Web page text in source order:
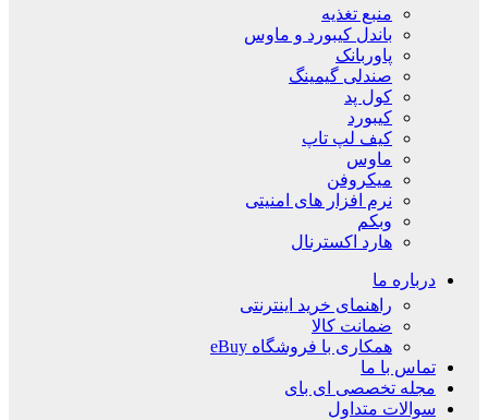
منبع تغذیه
باندل کیبورد و ماوس
پاوربانک
صندلی گیمینگ
کول پد
کیبورد
کیف لپ تاپ
ماوس
میکروفن
نرم افزار های امنیتی
وبکم
هارد اکسترنال
درباره ما
راهنمای خرید اینترنتی
ضمانت کالا
همکاری با فروشگاه eBuy
تماس با ما
مجله تخصصی ای‌ بای
سوالات متداول